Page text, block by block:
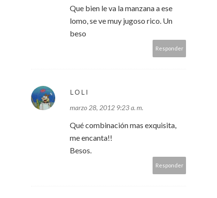
Que bien le va la manzana a ese
lomo, se ve muy jugoso rico. Un
beso
Responder
LOLI
marzo 28, 2012 9:23 a. m.
Qué combinación mas exquisita,
me encanta!!
Besos.
Responder